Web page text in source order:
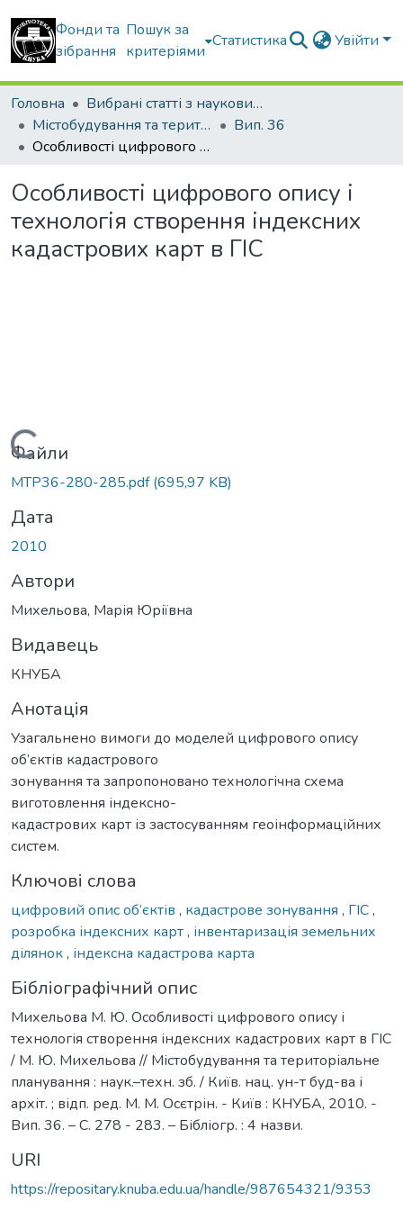
Фонди та
зібрання
Пошук за
критеріями
Статистика Увійти
Головна
Вибрані статті з наукових збірників КНУБА
Містобудування та територіальне планування
Вип. 36
Особливості цифрового опису і технологія створення індексних кадастрових карт в ГІС
Особливості цифрового опису і
технологія створення індексних
кадастрових карт в ГІС
Вантажиться...
Файли
MTP36-280-285.pdf(695,97 KB)
Дата
2010
Автори
Михельова, Марія Юріївна
Видавець
КНУБА
Анотація
Узагальнено вимоги до моделей цифрового опису
об’єктів кадастрового
зонування та запропоновано технологічна схема
виготовлення індексно-
кадастрових карт із застосуванням геоінформаційних
систем.
Ключові слова
цифровий опис об’єктів , кадастрове зонування , ГІС,
розробка індексних карт, інвентаризація земельних
ділянок, індексна кадастрова карта
Бібліографічний опис
Михельова М. Ю. Особливості цифрового опису і
технологія створення індексних кадастрових карт в ГІС
/ М. Ю. Михельова // Містобудування та територіальне
планування : наук.–техн. зб. / Київ. нац. ун-т буд-ва і
архіт. ; відп. ред. М. М. Осєтрін. - Київ : КНУБА, 2010. -
Вип. 36. – С. 278 - 283. – Бібліогр. : 4 назви.
URI
https://repositary.knuba.edu.ua/handle/987654321/9353